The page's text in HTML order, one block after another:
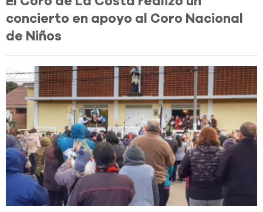
concierto en apoyo al Coro Nacional
de Niños